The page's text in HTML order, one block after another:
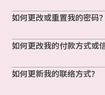
如何更改或重置我的密码？
如何更改我的付款方式或
如何更新我的联络方式？